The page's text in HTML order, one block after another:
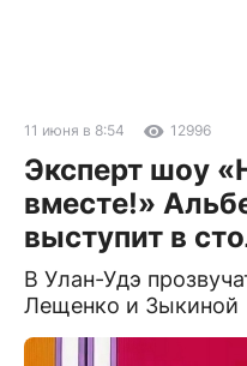
11 июня в 8:54 12996
Эксперт шоу
вместе!»
выступит в
В Улан-Удэ
Лещенко и Зыкиной